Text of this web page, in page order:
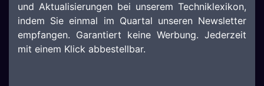
und Aktualisierungen bei unserem Techniklexikon,
indem Sie einmal im Quartal unseren Newsletter
empfangen. Garantiert keine Werbung. Jederzeit
mit einem Klick abbestellbar.